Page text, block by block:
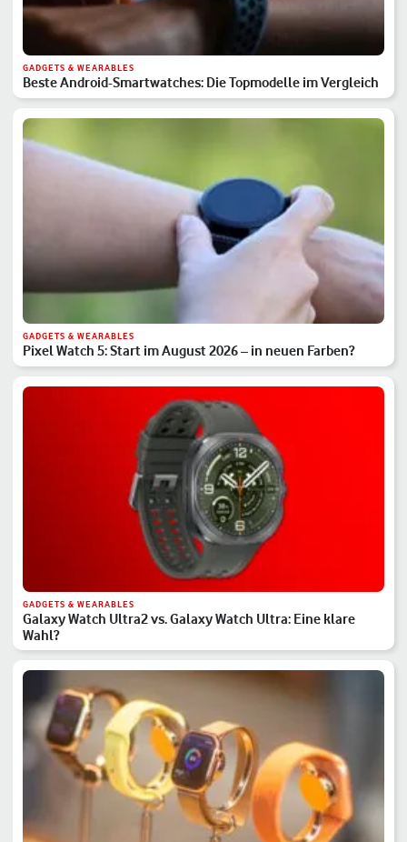
GADGETS & WEARABLES
Beste Android-Smartwatches: Die Topmodelle im Vergleich
GADGETS & WEARABLES
Pixel Watch 5: Start im August 2026 – in neuen Farben?
GADGETS & WEARABLES
Galaxy Watch Ultra2 vs. Galaxy Watch Ultra: Eine klare
Wahl?